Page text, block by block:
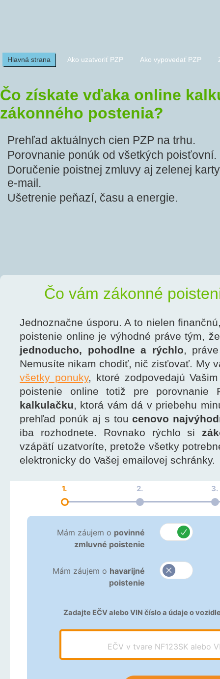
Hlavná strana Ako uzatvoriť PZP Ako vypovedať PZP
Čo získate vďaka online
zákonného postenia?
Prehľad aktuálnych cien PZP na trhu.
Porovnanie ponúk od všetkých poisťovní.
Doručenie poistnej zmluvy aj zelenej
e-mail.
Ušetrenie peňazí, času a energie.
Čo vám zákonné
Jednoznačne úsporu. A to nielen
poistenie online je výhodné práve tým,
jednoducho, pohodlne a rýchlo,
Nemusíte nikam chodiť, nič zisťovať. My
všetky ponuky, ktoré zodpovedajú
poistenie online totiž pre
kalkulačku, ktorá vám dá v priebehu
prehľad ponúk aj s toucenovo
iba rozhodnete. Rovnako rýchlo si
vzápätí uzatvoríte, pretože všetky
elektronicky do Vašej emailovej schránky.